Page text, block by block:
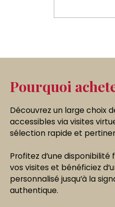
Pourquoi
Découvrez un large choix
accessibles viavisites
sélection rapide et
Profitez d’unedisponibilité
vos visites et bénéficiez
personnalisé jusqu’à la
authentique.